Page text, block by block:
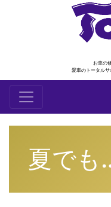
お車の
愛車のトータル
夏でも